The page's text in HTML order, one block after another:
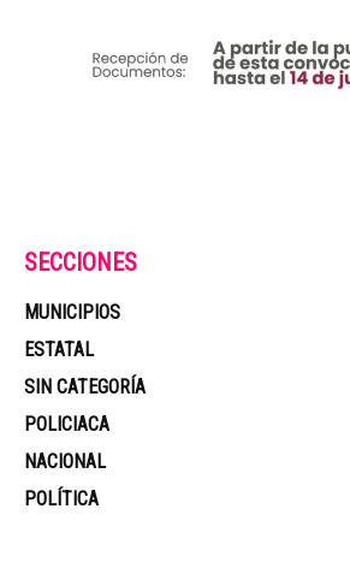
SECCIONES
MUNICIPIOS
ESTATAL
SIN CATEGORÍA
POLICIACA
NACIONAL
POLÍTICA